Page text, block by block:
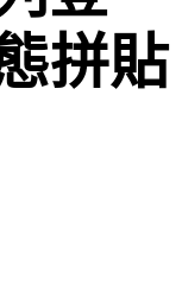
拼貼